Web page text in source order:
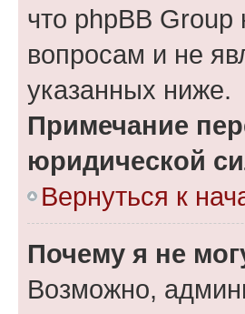
что phpBB
вопросам и не
указанных ниже.
Примечание
юридической
Вернуться к
Почему я не
Возможно,